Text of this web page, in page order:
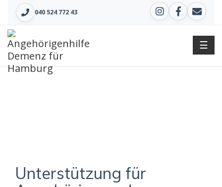
040 524 772 43
☰
Unterstützung für